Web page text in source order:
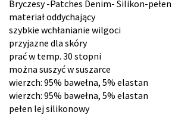
Bryczesy -Patches Denim- Silikon-
materiał oddychający
szybkie wchłanianie wilgoci
przyjazne dla skóry
prać w temp. 30 stopni
można suszyć w suszarce
wierzch: 95% bawełna, 5% elastan
wierzch: 95% bawełna, 5% elastan
pełen lej silikonowy